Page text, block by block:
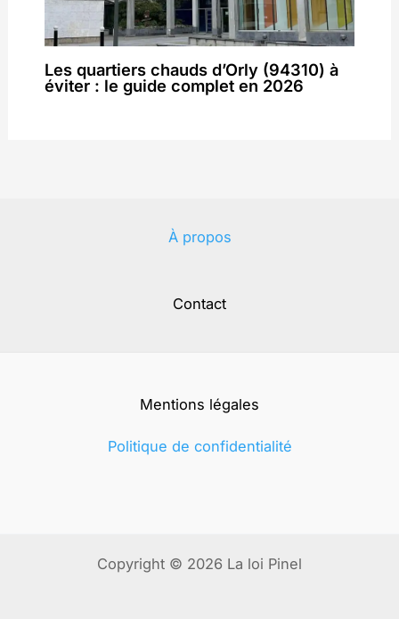
Les quartiers chauds d’Orly (94310) à
éviter : le guide complet en 2026
À propos
Contact
Mentions légales
Politique de confidentialité
Copyright © 2026 La loi Pinel